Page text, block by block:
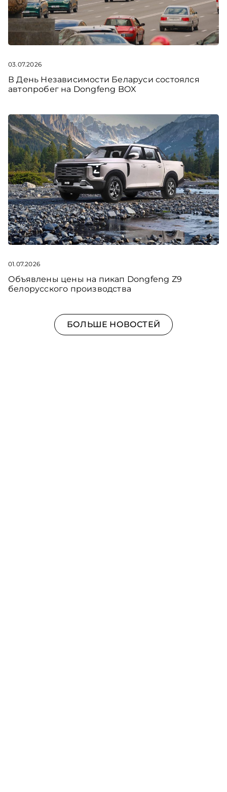
В День Независимости Беларуси состоялся
автопробег на Dongfeng BOX
03.07.2026
Объявлены цены на пикап Dongfeng Z9
белорусского производства
01.07.2026
БОЛЬШЕ НОВОСТЕЙ